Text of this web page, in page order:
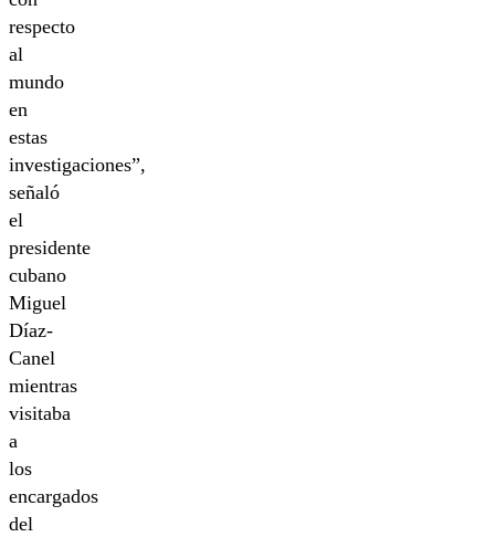
respecto
al
mundo
en
estas
investigaciones”,
señaló
el
presidente
cubano
Miguel
Díaz-
Canel
mientras
visitaba
a
los
encargados
del